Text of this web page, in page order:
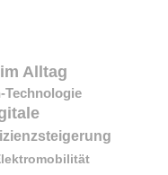
Alltag
Technologie